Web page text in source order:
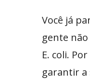
Você já
gente
E. coli.
garantir a